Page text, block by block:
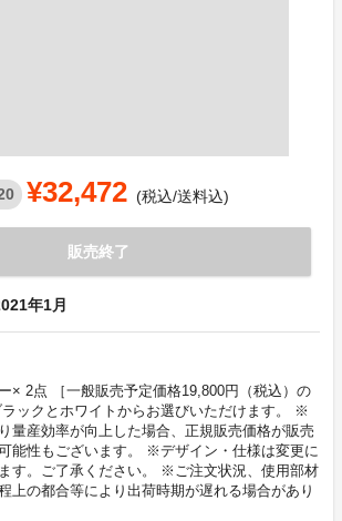
¥32,472 (税込/送料込)
販売終了
年1月
× 2点 ［一般販売予定価格19,800円（税込）の
ックとホワイトからお選びいただけます。 ※
量産効率が向上した場合、正規販売価格が販売
能性もございます。 ※デザイン・仕様は変更に
す。ご了承ください。 ※ご注文状況、使用部材
上の都合等により出荷時期が遅れる場合があり